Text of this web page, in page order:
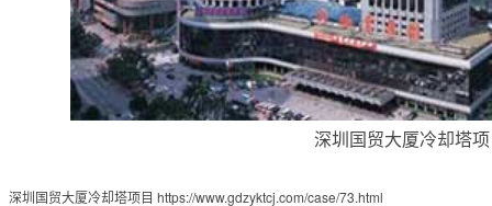
深圳国贸大厦冷却塔
深圳国贸大厦冷却塔项目 https://www.gdzyktcj.com/case/73.html